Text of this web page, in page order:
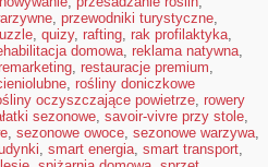
, przewodniki turystyczne,
, quizy, rafting, rak profilaktyka,
domowa, reklama natywna,
, restauracje premium,
, rośliny doniczkowe
oczyszczające powietrze, rowery
sezonowe, savoir-vivre przy stole,
, sezonowe owoce, sezonowe warzywa,
, smart energia, smart transport,